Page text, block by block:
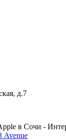
д.7
в Сочи -
Avenue